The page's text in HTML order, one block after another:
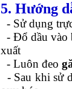
5. Hướng
- Sử dụng
-Đổ dầu vào
xuất
- Luôn đeo
- Sau khi sử